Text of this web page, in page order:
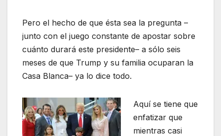
Pero el hecho de que ésta sea la pregunta –
junto con el juego constante de apostar sobre
cuánto durará este presidente– a sólo seis
meses de que Trump y su familia ocuparan la
Casa Blanca– ya lo dice todo.
Aquí se tiene que
enfatizar que
mientras casi